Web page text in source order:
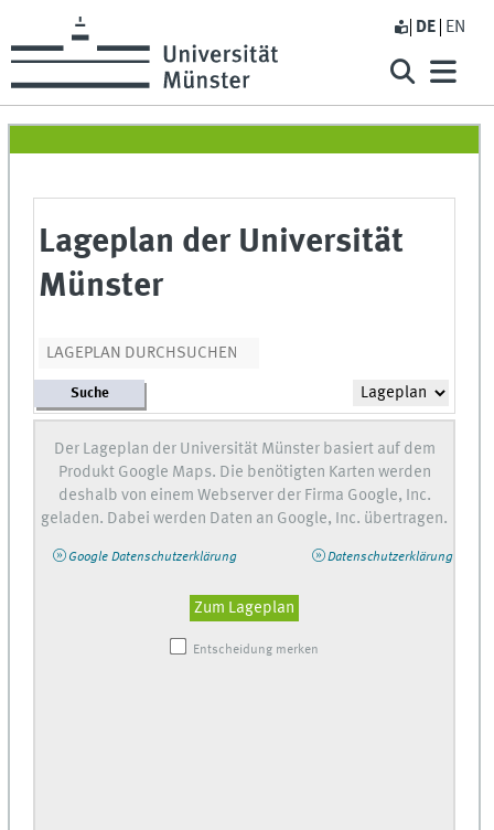
DE EN
Lageplan der Universität
Münster
Suche
Der Lageplan der Universität Münster basiert auf dem
Produkt Google Maps. Die benötigten Karten werden
deshalb von einem Webserver der Firma Google, Inc.
geladen. Dabei werden Daten an Google, Inc. übertragen.
Google Datenschutzerklärung Datenschutzerklärung
Zum Lageplan
Entscheidung merken